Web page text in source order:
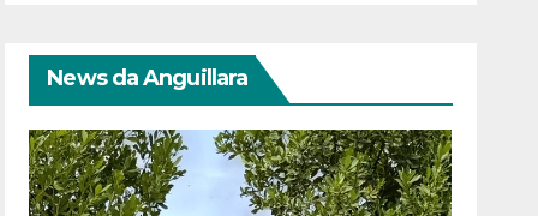
News da Anguillara